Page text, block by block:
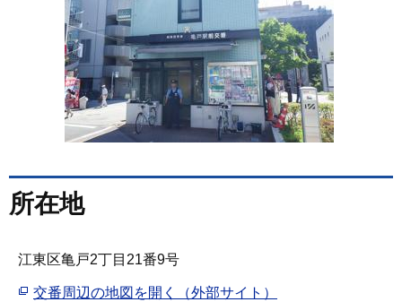
所在地
江東区亀戸2丁目21番9号
交番周辺の地図を開く（外部サイト）